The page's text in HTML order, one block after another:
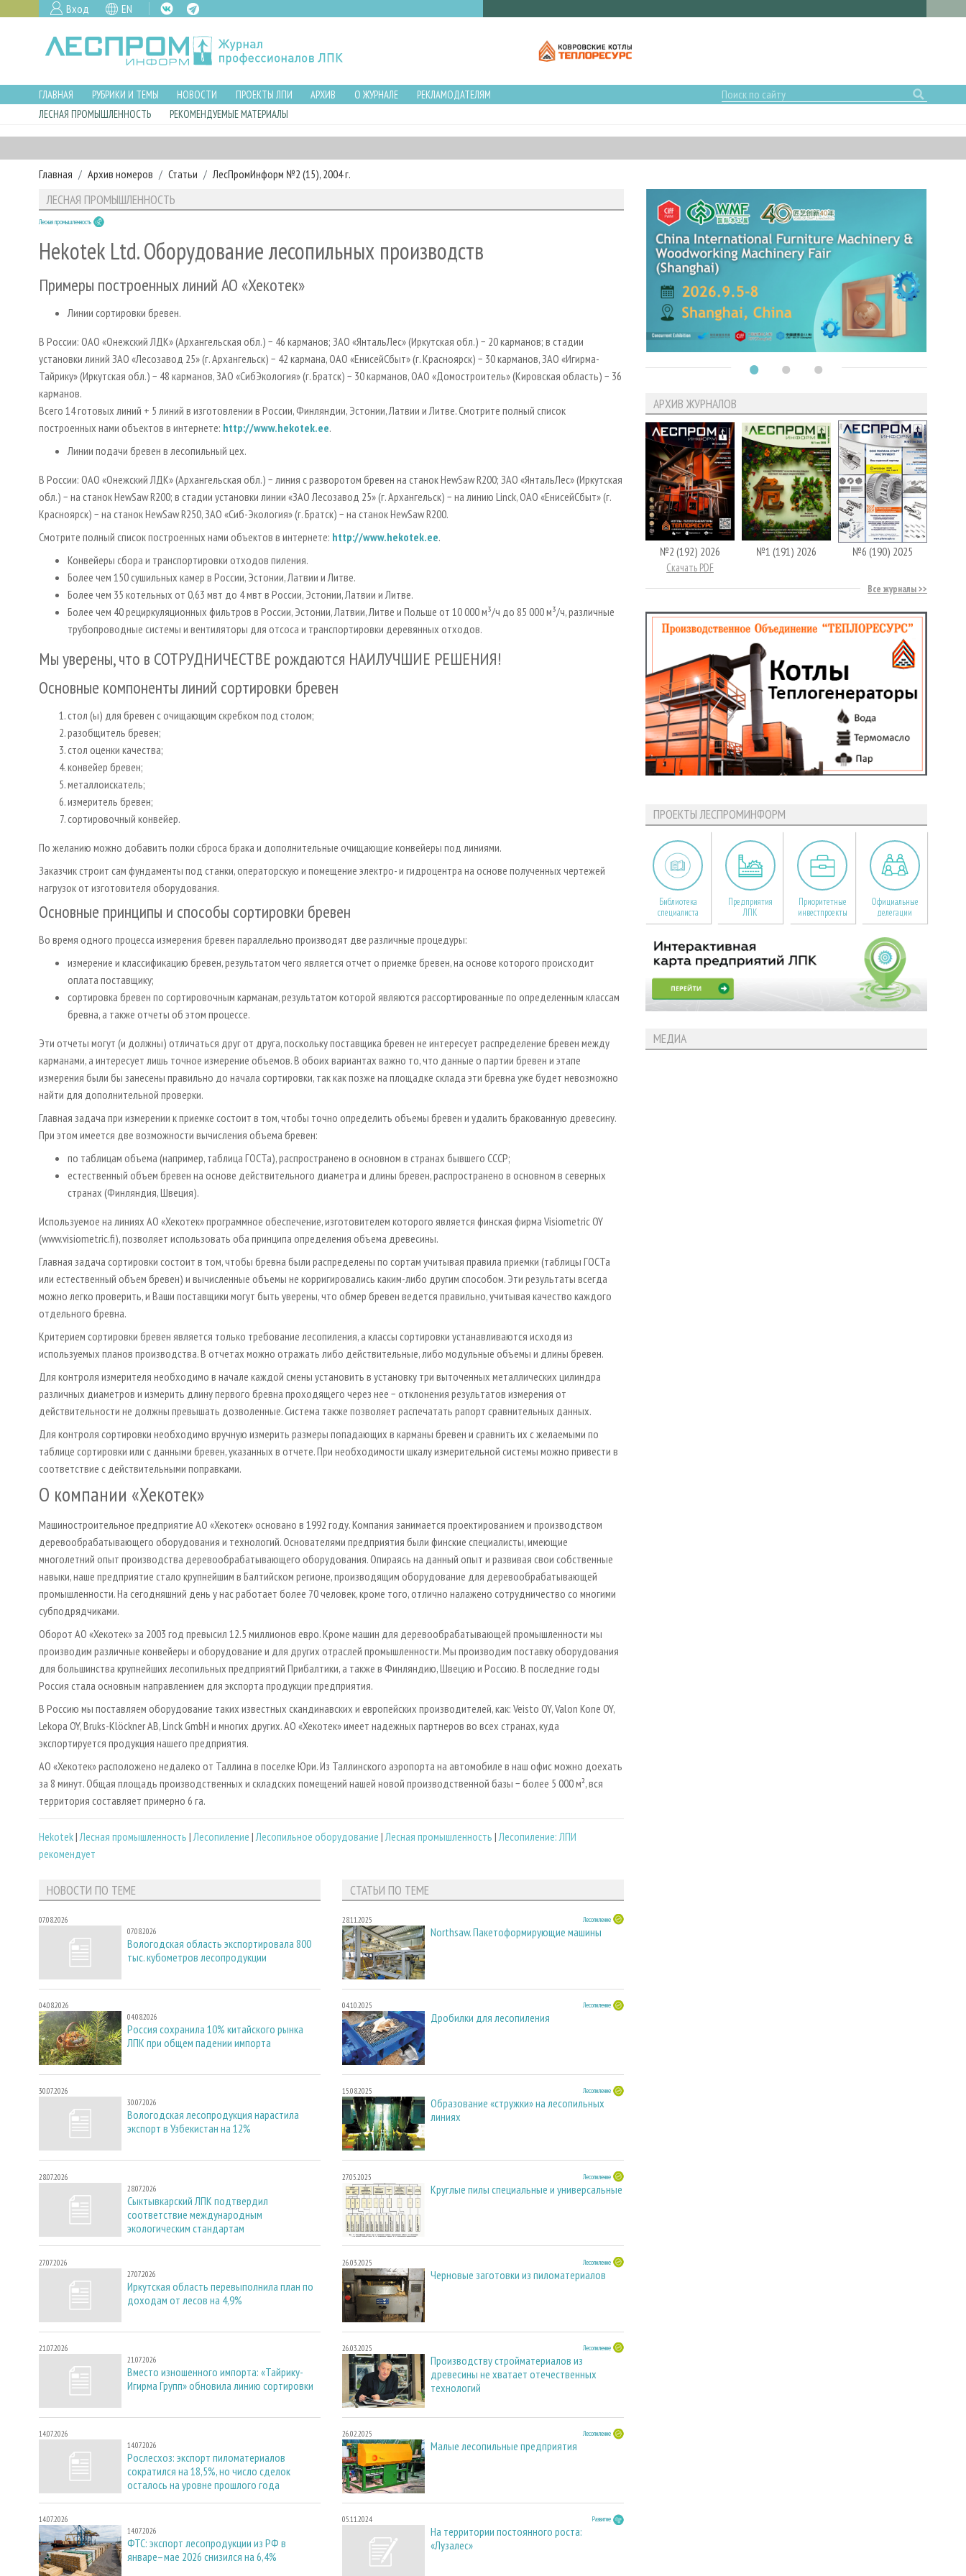
Вход EN
ГЛАВНАЯ РУБРИКИ И ТЕМЫ НОВОСТИ ПРОЕКТЫ ЛПИ АРХИВ О ЖУРНАЛЕ
РЕКЛАМОДАТЕЛЯМ
ЛЕСНАЯ ПРОМЫШЛЕННОСТЬ
РЕКОМЕНДУЕМЫЕ МАТЕРИАЛЫ
Главная Архив номеров Статьи ЛесПромИнформ №2 (15), 2004 г.
ЛЕСНАЯ ПРОМЫШЛЕННОСТЬ
Лесная промышленность
Hekotek Ltd. Оборудование лесопильных производств
Примеры построенных линий АО «Хекотек»
Линии сортировки бревен.
В России: OAO «Онежский ЛДК» (Архангельская обл.) − 46 карманов; ЗАО «ЯнтальЛес» (Иркутская обл.) − 20 карманов; в стадии
установки линий ЗАО «Лесозавод 25» (г. Архангельск) − 42 кармана, ОАО «ЕнисейСбыт» (г. Красноярск) − 30 карманов, ЗАО «Игирма­
Тайрику» (Иркутская обл.) − 48 карманов, ЗАО «Сиб­Экология» (г. Братск) − 30 карманов, ОАО «Домостроитель» (Кировская область) − 36
карманов.
Всего 14 готовых линий + 5 линий в изготовлении в России, Финляндии, Эстонии, Латвии и Литве. Смотрите полный список
построенных нами объектов в интернете: http://www.hekotek.ee.
Линии подачи бревен в лесопильный цех.
В России: OAO «Онежский ЛДК» (Архангельская обл.) − линия с разворотом бревен на станок HewSaw R200; ЗАО «ЯнтальЛес» (Иркутская
обл.) − на станок HewSaw R200; в стадии установки линии «ЗАО Лесозавод 25» (г. Архангельск) − на линию Linck, ОАО «ЕнисейСбыт» (г.
Красноярск) − на станок HewSaw R250, ЗАО «Сиб-Экология» (г. Братск) − на станок HewSaw R200.
Смотрите полный список построенных нами объектов в интернете: http://www.hekotek.ee.
Конвейеры сбора и транспортировки отходов пиления.
Более чем 150 сушильных камер в России, Эстонии, Латвии и Литве.
Более чем 35 котельных от 0,63 мвт до 4 мвт в России, Эстонии, Латвии и Литве.
Более чем 40 рециркуляционных фильтров в России, Эстонии, Латвии, Литве и Польше от 10 000 м³/ч до 85 000 м³/ч, различные
трубопроводные системы и вентиляторы для отсоса и транспортировки деревянных отходов.
Мы уверены, что в СОТРУДНИЧЕСТВЕ рождаются НАИЛУЧШИЕ РЕШЕНИЯ!
Основные компоненты линий сортировки бревен
стол (ы) для бревен с очищающим скребком под столом;
разобщитель бревен;
стол оценки качества;
конвейер бревен;
металлоискатель;
измеритель бревен;
сортировочный конвейер.
По желанию можно добавить полки сброса брака и дополнительные очищающие конвейеры под линиями.
Заказчик строит сам фундаменты под станки, операторскую и помещение электро- и гидроцентра на основе полученных чертежей
нагрузок от изготовителя оборудования.
Основные принципы и способы сортировки бревен
Во время одного процесса измерения бревен параллельно производят две различные процедуры:
измерение и классификацию бревен, результатом чего является отчет о приемке бревен, на основе которого происходит
оплата поставщику;
сортировка бревен по сортировочным карманам, результатом которой являются рассортированные по определенным классам
бревна, а также отчеты об этом процессе.
Эти отчеты могут (и должны) отличаться друг от друга, поскольку поставщика бревен не интересует распределение бревен между
карманами, а интересует лишь точное измерение объемов. В обоих вариантах важно то, что данные о партии бревен и этапе
измерения были бы занесены правильно до начала сортировки, так как позже на площадке склада эти бревна уже будет невозможно
найти для дополнительной проверки.
Главная задача при измерении к приемке состоит в том, чтобы точно определить объемы бревен и удалить бракованную древесину.
При этом имеется две возможности вычисления объема бревен:
по таблицам объема (например, таблица ГОСТа), распространено в основном в странах бывшего СССР;
естественный объем бревен на основе действительного диаметра и длины бревен, распространено в основном в северных
странах (Финляндия, Швеция).
Используемое на линиях АО «Хекотек» программное обеспечение, изготовителем которого является финская фирма Visiometric OY
(www.visiometric.fi), позволяет использовать оба принципа определения объема древесины.
Главная задача сортировки состоит в том, чтобы бревна были распределены по сортам учитывая правила приемки (таблицы ГОСТа
или естественный объем бревен) и вычисленные объемы не корригировались каким-­либо другим способом. Эти результаты всегда
можно легко проверить, и Ваши поставщики могут быть уверены, что обмер бревен ведется правильно, учитывая качество каждого
отдельного бревна.
Критерием сортировки бревен является только требование лесопиления, а классы сортировки устанавливаются исходя из
используемых планов производства. В отчетах можно отражать либо действительные, либо модульные объемы и длины бревен.
Для контроля измерителя необходимо в начале каждой смены установить в установку три выточенных металлических цилиндра
различных диаметров и измерить длину первого бревна проходящего через нее − отклонения результатов измерения от
действительности не должны превышать дозволенные. Система также позволяет распечатать рапорт сравнительных данных.
Для контроля сортировки необходимо вручную измерить размеры попадающих в карманы бревен и сравнить их с желаемыми по
таблице сортировки или с данными бревен, указанных в отчете. При необходимости шкалу измерительной системы можно привести в
соответствие с действительными поправками.
О компании «Хекотек»
Машиностроительное предприятие АО «Хекотек» основано в 1992 году. Компания занимается проектированием и производством
деревообрабатывающего оборудования и технологий. Основателями предприятия были финские специалисты, имеющие
многолетний опыт производства деревообрабатывающего оборудования. Опираясь на данный опыт и развивая свои собственные
навыки, наше предприятие стало крупнейшим в Балтийском регионе, производящим оборудование для деревообрабатывающей
промышленности. На сегодняшний день у нас работает более 70 человек, кроме того, отлично налажено сотрудничество со многими
субподрядчиками.
Оборот АО «Хекотек» за 2003 год превысил 12.5 миллионов евро. Кроме машин для деревообрабатывающей промышленности мы
производим различные конвейеры и оборудование и для других отраслей промышленности. Мы производим поставку оборудования
для большинства крупнейших лесопильных предприятий Прибалтики, а также в Финляндию, Швецию и Россию. В последние годы
Россия стала основным направлением для экспорта продукции предприятия.
В Россию мы поставляем оборудование таких известных скандинавских и европейских производителей, как: Veisto OY, Valon Kone OY,
Lekopa OY, Bruks-Klöckner AB, Linck GmbH и многих других. АО «Хекотек» имеет надежных партнеров во всех странах, куда
экспортируется продукция нашего предприятия.
АО «Хекотек» расположено недалеко от Таллина в поселке Юри. Из Таллинского аэропорта на автомобиле в наш офис можно доехать
за 8 минут. Общая площадь производственных и складских помещений нашей новой производственной базы − более 5 000 м², вся
территория составляет примерно 6 га.
Hekotek|Лесная промышленность |Лесопиление |Лесопильное оборудование |Лесная промышленность |Лесопиление: ЛПИ
рекомендует
НОВОСТИ ПО ТЕМЕ
07.08.2026
07.08.2026
Вологодская область экспортировала 800
тыс. кубометров лесопродукции
04.08.2026
04.08.2026
Россия сохранила 10% китайского рынка
ЛПК при общем падении импорта
30.07.2026
30.07.2026
Вологодская лесопродукция нарастила
экспорт в Узбекистан на 12%
28.07.2026
28.07.2026
Сыктывкарский ЛПК подтвердил
соответствие международным
экологическим стандартам
27.07.2026
27.07.2026
Иркутская область перевыполнила план по
доходам от лесов на 4,9%
21.07.2026
21.07.2026
Вместо изношенного импорта: «Тайрику-
Игирма Групп» обновила линию сортировки
14.07.2026
14.07.2026
Рослесхоз: экспорт пиломатериалов
сократился на 18,5%, но число сделок
осталось на уровне прошлого года
14.07.2026
14.07.2026
ФТС: экспорт лесопродукции из РФ в
январе–мае 2026 снизился на 6,4%
СТАТЬИ ПО ТЕМЕ
28.11.2025 Лесопиление
Northsaw. Пакетоформирующие машины
04.10.2025 Лесопиление
Дробилки для лесопиления
15.08.2025 Лесопиление
Образование «стружки» на лесопильных
линиях
27.05.2025 Лесопиление
Круглые пилы специальные и универсальные
26.03.2025 Лесопиление
Черновые заготовки из пиломатериалов
26.03.2025 Лесопиление
Производству стройматериалов из
древесины не хватает отечественных
технологий
26.02.2025 Лесопиление
Малые лесопильные предприятия
05.11.2024 Развитие
На территории постоянного роста:
«Лузалес»
АРХИВ ЖУРНАЛОВ
№2 (192) 2026
Скачать PDF
№1 (191) 2026 №6 (190) 2025
Все журналы
ПРОЕКТЫ ЛЕСПРОМИНФОРМ
Библиотека
специалиста
Предприятия
ЛПК
Приоритетные
инвестпроекты
Официальные
делегации
МЕДИА